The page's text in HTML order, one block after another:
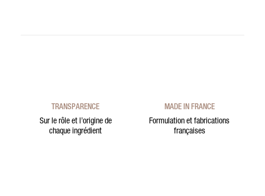
TRANSPARENCE
Sur le rôle et l’origine de
chaque ingrédient
MADE IN FRANCE
Formulation et fabrications
françaises